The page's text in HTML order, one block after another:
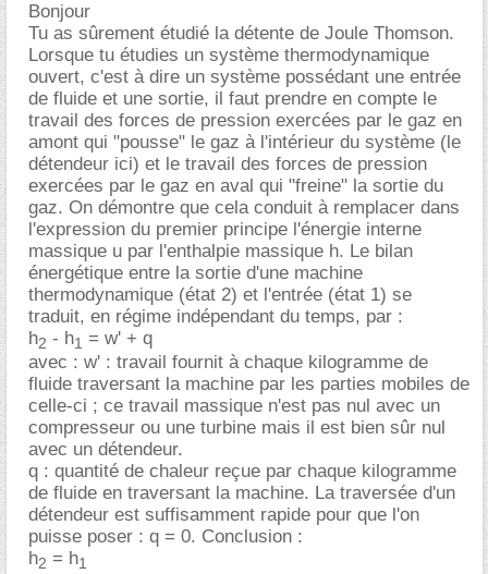
Bonjour
Tu as sûrement étudié la détente de Joule Thomson.
Lorsque tu étudies un système thermodynamique
ouvert, c'est à dire un système possédant une entrée
de fluide et une sortie, il faut prendre en compte le
travail des forces de pression exercées par le gaz en
amont qui "pousse" le gaz à l'intérieur du système (le
détendeur ici) et le travail des forces de pression
exercées par le gaz en aval qui "freine" la sortie du
gaz. On démontre que cela conduit à remplacer dans
l'expression du premier principe l'énergie interne
massique u par l'enthalpie massique h. Le bilan
énergétique entre la sortie d'une machine
thermodynamique (état 2) et l'entrée (état 1) se
traduit, en régime indépendant du temps, par :
h2 - h1 = w' + q
avec : w' : travail fournit à chaque kilogramme de
fluide traversant la machine par les parties mobiles de
celle-ci ; ce travail massique n'est pas nul avec un
compresseur ou une turbine mais il est bien sûr nul
avec un détendeur.
q : quantité de chaleur reçue par chaque kilogramme
de fluide en traversant la machine. La traversée d'un
détendeur est suffisamment rapide pour que l'on
puisse poser : q = 0. Conclusion :
h2 = h1